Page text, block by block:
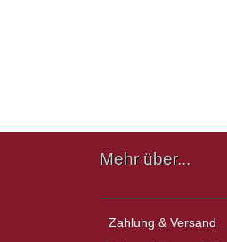
Mehr über...
Zahlung & Versand